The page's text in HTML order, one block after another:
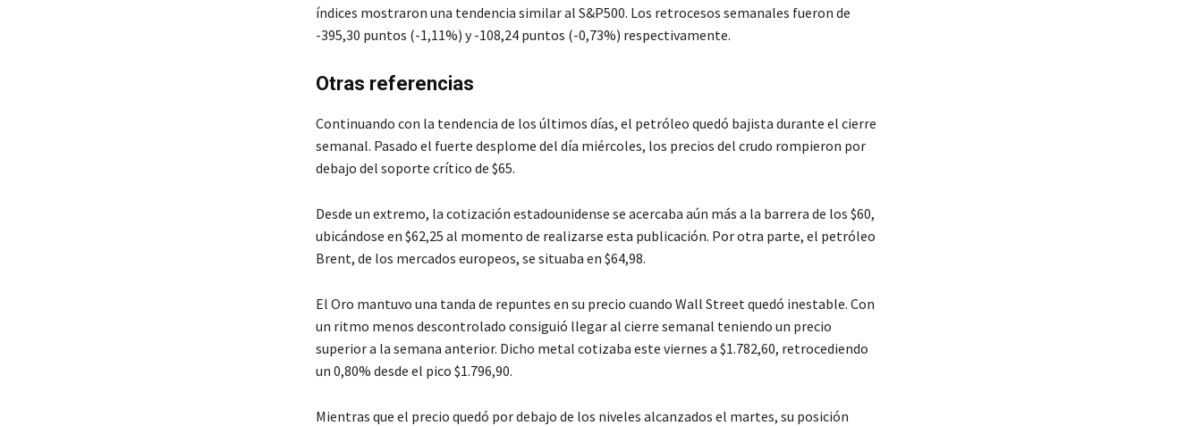
índices mostraron una tendencia similar al S&P500. Los retrocesos semanales fueron de
-395,30 puntos (-1,11%) y -108,24 puntos (-0,73%) respectivamente.
Otras referencias
Continuando con la tendencia de los últimos días, el petróleo quedó bajista durante el cierre
semanal. Pasado el fuerte desplome del día miércoles, los precios del crudo rompieron por
debajo del soporte crítico de $65.
Desde un extremo, la cotización estadounidense se acercaba aún más a la barrera de los $60,
ubicándose en $62,25 al momento de realizarse esta publicación. Por otra parte, el petróleo
Brent, de los mercados europeos, se situaba en $64,98.
El Oro mantuvo una tanda de repuntes en su precio cuando Wall Street quedó inestable. Con
un ritmo menos descontrolado consiguió llegar al cierre semanal teniendo un precio
superior a la semana anterior. Dicho metal cotizaba este viernes a $1.782,60, retrocediendo
un 0,80% desde el pico $1.796,90.
Mientras que el precio quedó por debajo de los niveles alcanzados el martes, su posición